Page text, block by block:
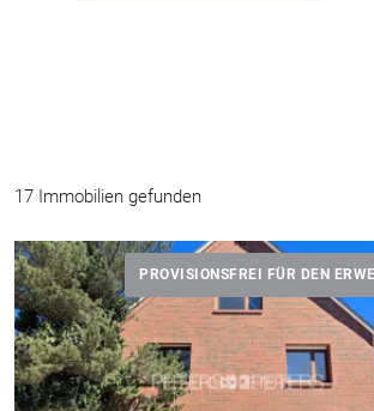
17 Immobilien gefunden
PROVISIONSFREI FÜR DEN